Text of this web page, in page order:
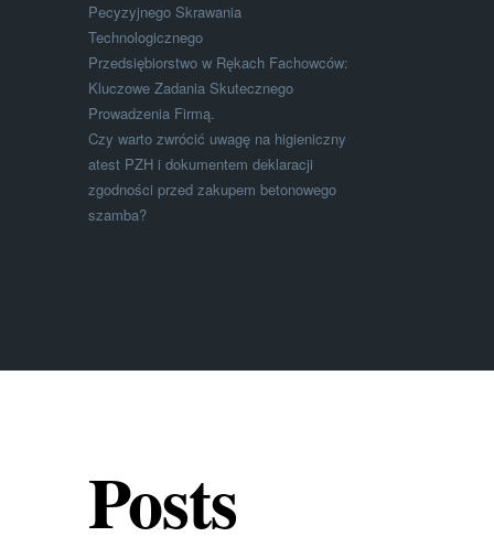
Pecyzyjnego Skrawania
Technologicznego
Przedsiębiorstwo w Rękach Fachowców:
Kluczowe Zadania Skutecznego
Prowadzenia Firmą.
Czy warto zwrócić uwagę na higieniczny
atest PZH i dokumentem deklaracji
zgodności przed zakupem betonowego
szamba?
Posts